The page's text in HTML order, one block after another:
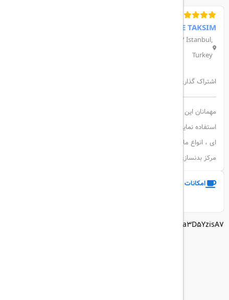
ELYSIUM STYLE TAKSIM
İnönü Yedikuyular Cad, Kuzukulağı Sk. 20/1, 34373 İstanbul,
Turkey
اشتراک گذاری:
مهمانان این هتل ، همچنین می توانند از خدمات شاتل و خشکشویی
استفاده نمایند . در هتل الیسیوم تکسیم ، ماساژورهای متخصص و حرفه
ای ، انواع ماساژ تراپی را ارائه می نمایند . میهمانان همچنین می توانند از
مرکز بدنسازی و استخر سرپوشیده هتل نیز استفاده کنند
امکانات و خدمات هتل
https://goo.gl/maps/QYUHg1ua3D5YzisA7